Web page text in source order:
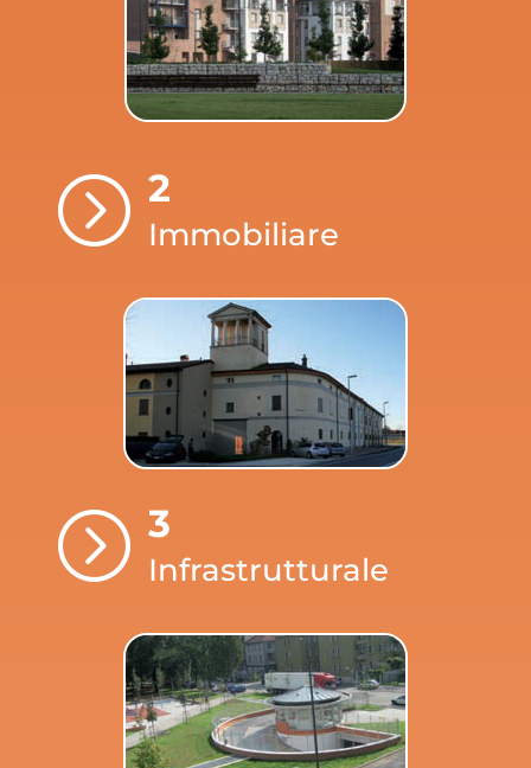
= 2
Immobiliare
= 3
Infrastrutturale